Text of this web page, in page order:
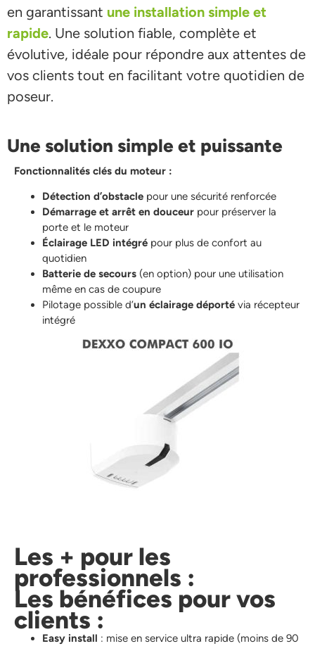
en garantissant une installation simple et
rapide. Une solution fiable, complète et
évolutive, idéale pour répondre aux attentes de
vos clients tout en facilitant votre quotidien de
poseur.
Une solution simple et puissante
Fonctionnalités clés du moteur :
Détection d’obstacle pour une sécurité renforcée
Démarrage et arrêt en douceur pour préserver la
porte et le moteur
Éclairage LED intégré pour plus de confort au
quotidien
Batterie de secours (en option) pour une utilisation
même en cas de coupure
Pilotage possible d’un éclairage déporté via récepteur
intégré
Les + pour les
professionnels :
Les bénéfices pour vos
clients :
Easy install : mise en service ultra rapide (moins de 90